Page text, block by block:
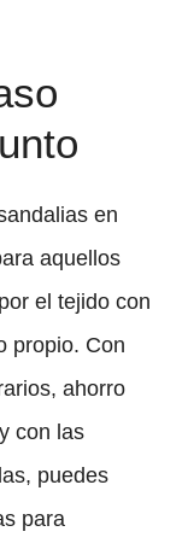
en
aquellos
el tejido con
propio. Con
ahorro
con las
puedes
para